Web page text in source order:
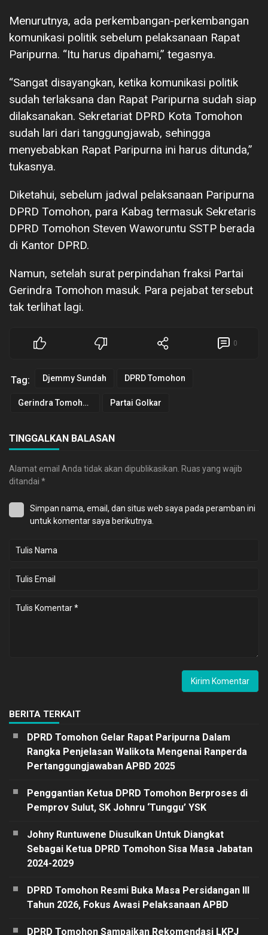
Menurutnya, ada perkembangan-perkembangan
komunikasi politik sebelum pelaksanaan Rapat
Paripurna. “Itu harus dipahami,” tegasnya.
“Sangat disayangkan, ketika komunikasi politik
sudah terlaksana dan Rapat Paripurna sudah siap
dilaksanakan. Sekretariat DPRD Kota Tomohon
sudah lari dari tanggungjawab, sehingga
menyebabkan Rapat Paripurna ini harus ditunda,”
tukasnya.
Diketahui, sebelum jadwal pelaksanaan Paripurna
DPRD Tomohon, para Kabag termasuk Sekretaris
DPRD Tomohon Steven Waworuntu SSTP berada
di Kantor DPRD.
Namun, setelah surat perpindahan fraksi Partai
Gerindra Tomohon masuk. Para pejabat tersebut
tak terlihat lagi.
0
Tag: Djemmy Sundah DPRD Tomohon
Gerindra Tomohon Partai Golkar
TINGGALKAN BALASAN
Alamat email Anda tidak akan dipublikasikan. Ruas yang wajib
ditandai *
Simpan nama, email, dan situs web saya pada peramban ini
untuk komentar saya berikutnya.
BERITA TERKAIT
DPRD Tomohon Gelar Rapat Paripurna Dalam
Rangka Penjelasan Walikota Mengenai Ranperda
Pertanggungjawaban APBD 2025
Penggantian Ketua DPRD Tomohon Berproses di
Pemprov Sulut, SK Johnru ‘Tunggu’ YSK
Johny Runtuwene Diusulkan Untuk Diangkat
Sebagai Ketua DPRD Tomohon Sisa Masa Jabatan
2024-2029
DPRD Tomohon Resmi Buka Masa Persidangan III
Tahun 2026, Fokus Awasi Pelaksanaan APBD
DPRD Tomohon Sampaikan Rekomendasi LKPJ